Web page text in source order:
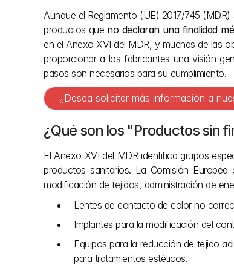
Aunque el Reglamento (UE) 2017/745
productos que no declaran una finalidad
en el Anexo XVI del MDR, y muchas de las
proporcionar a los fabricantes una visión
pasos son necesarios para su cumplimiento.
¿Desea solicitar más información a
¿Qué son los "Productos sin
El Anexo XVI del MDR identifica grupos
productos sanitarios. La Comisión
modificación de tejidos, administración de
Lentes de contacto de color no
Implantes para la modificación del
Equipos para la reducción de tejido
para tratamientos estéticos.